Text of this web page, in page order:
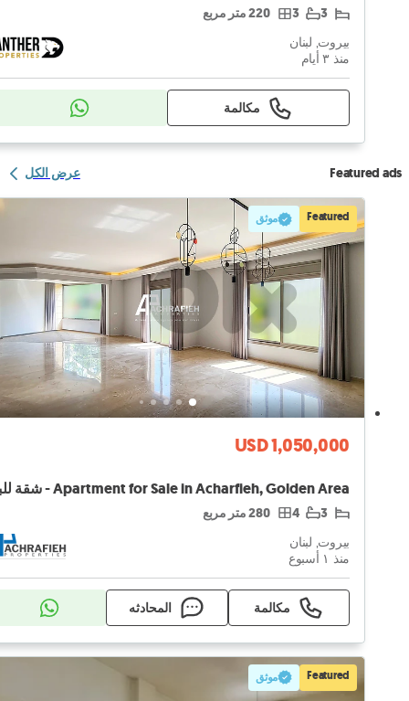
3
3 220 متر مربع
بيروت, لبنان
منذ ٣ أيام
مكالمة
Featured ads عرض الكل
Featured موثق
USD 1,050,000
3
4 280 متر مربع
بيروت, لبنان
منذ ١ أسبوع
مكالمة المحادثه
Featured موثق